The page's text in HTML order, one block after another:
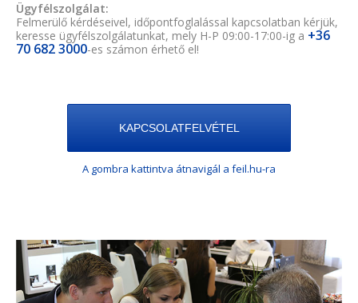
Ügyfélszolgálat:
Felmerülő kérdéseivel, időpontfoglalással kapcsolatban kérjük,
keresse ügyfélszolgálatunkat, mely H-P 09:00-17:00-ig a +36
70 682 3000-es számon érhető el!
KAPCSOLATFELVÉTEL
A gombra kattintva átnavigál a feil.hu-ra